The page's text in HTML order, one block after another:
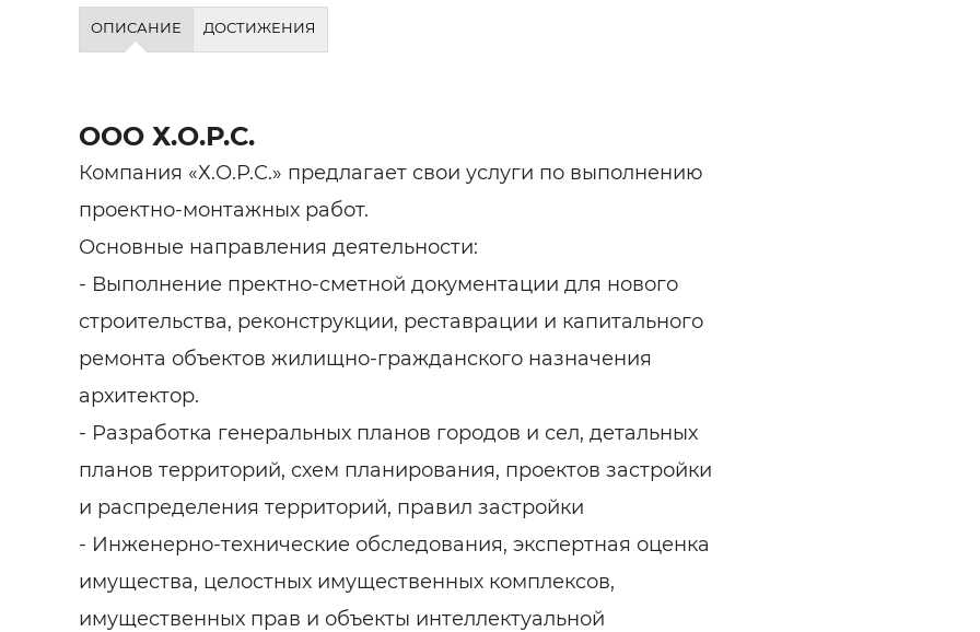
ОПИСАНИЕ ДОСТИЖЕНИЯ
ООО Х.О.Р.С.
Компания «Х.О.Р.С.» предлагает свои услуги по выполнению
проектно-монтажных работ.
Основные направления деятельности:
- Выполнение пректно-сметной документации для нового
строительства, реконструкции, реставрации и капитального
ремонта объектов жилищно-гражданского назначения
архитектор.
- Разработка генеральных планов городов и сел, детальных
планов территорий, схем планирования, проектов застройки
и распределения территорий, правил застройки
- Инженерно-технические обследования, экспертная оценка
имущества, целостных имущественных комплексов,
имущественных прав и объекты интеллектуальной